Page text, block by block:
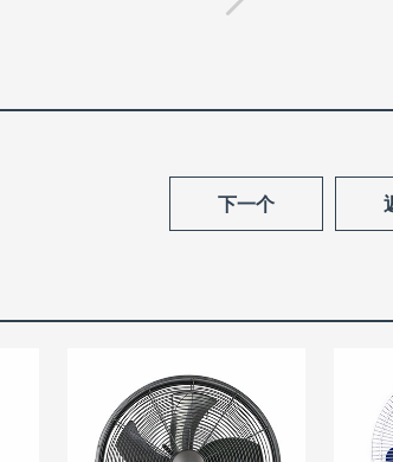
下一个